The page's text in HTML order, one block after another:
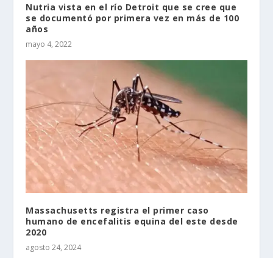
Nutria vista en el río Detroit que se cree que
se documentó por primera vez en más de 100
años
mayo 4, 2022
Massachusetts registra el primer caso
humano de encefalitis equina del este desde
2020
agosto 24, 2024